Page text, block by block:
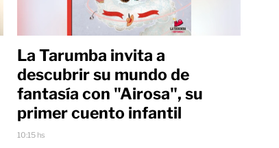
La Tarumba invita a
descubrir su mundo de
fantasía con "Airosa", su
primer cuento infantil
10:15 hs